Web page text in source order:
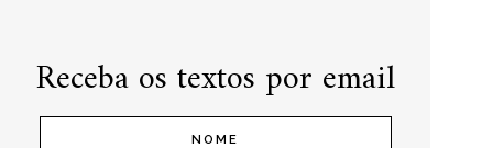
Receba os textos por email